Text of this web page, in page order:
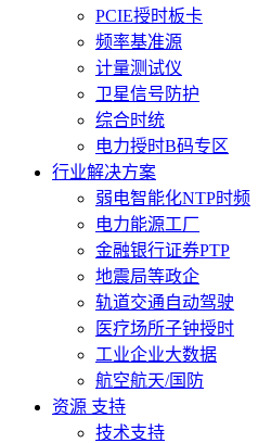
PCIE授时板卡
频率基准源
计量测试仪
卫星信号防护
综合时统
电力授时B码专区
行业解决方案
弱电智能化NTP时频
电力能源工厂
金融银行证券PTP
地震局等政企
轨道交通自动驾驶
医疗场所子钟授时
工业企业大数据
航空航天/国防
资源 支持
技术支持